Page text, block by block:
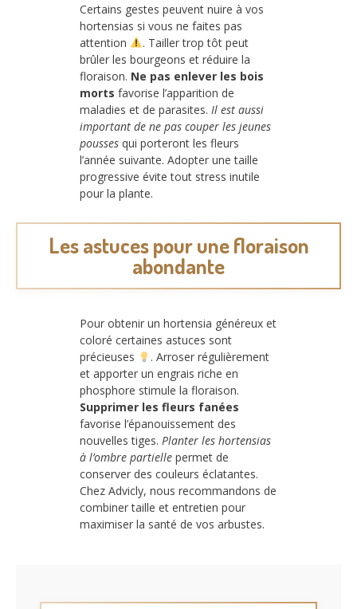
Certains gestes peuvent nuire à vos
hortensias si vous ne faites pas
attention
. Tailler trop tôt peut
brûler les bourgeons et réduire la
floraison. Ne pas enlever les bois
morts favorise l’apparition de
maladies et de parasites. Il est aussi
important de ne pas couper les jeunes
pousses qui porteront les fleurs
l’année suivante. Adopter une taille
progressive évite tout stress inutile
pour la plante.
Les astuces pour une floraison
abondante
Pour obtenir un hortensia généreux et
coloré certaines astuces sont
précieuses
. Arroser régulièrement
et apporter un engrais riche en
phosphore stimule la floraison.
Supprimer les fleurs fanées
favorise l’épanouissement des
nouvelles tiges. Planter les hortensias
à l’ombre partielle permet de
conserver des couleurs éclatantes.
Chez Advicly, nous recommandons de
combiner taille et entretien pour
maximiser la santé de vos arbustes.